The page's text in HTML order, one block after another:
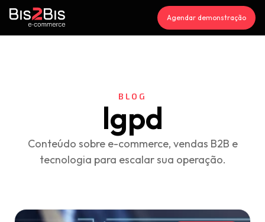
Agendar demonstração
BLOG
lgpd
Conteúdo sobre e-commerce, vendas B2B e
tecnologia para escalar sua operação.